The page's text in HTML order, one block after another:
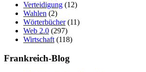
Verteidigung (12)
Wahlen (2)
Wörterbücher(11)
Web 2.0 (297)
Wirtschaft (118)
Frankreich-Blog